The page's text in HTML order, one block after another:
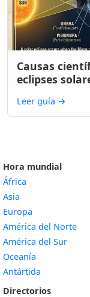
Causas
eclipses
Leer guía →
Hora mundial
África
Asia
Europa
América del Norte
América del Sur
Oceanía
Antártida
Directorios